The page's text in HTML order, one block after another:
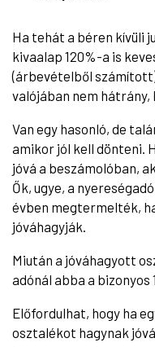
Ha tehát a béren kívüli
kivaalap 120%-a is
(árbevételből
valójában nem hátrány,
Van egy hasonló, de
amikor jól kell dönteni.
jóvá a beszámolóban,
Ők, ugye, a
évben megtermelték,
jóváhagyják.
Miután a jóváhagyott
adónál abba a
Előfordulhat, hogy ha
osztalékot hagynak